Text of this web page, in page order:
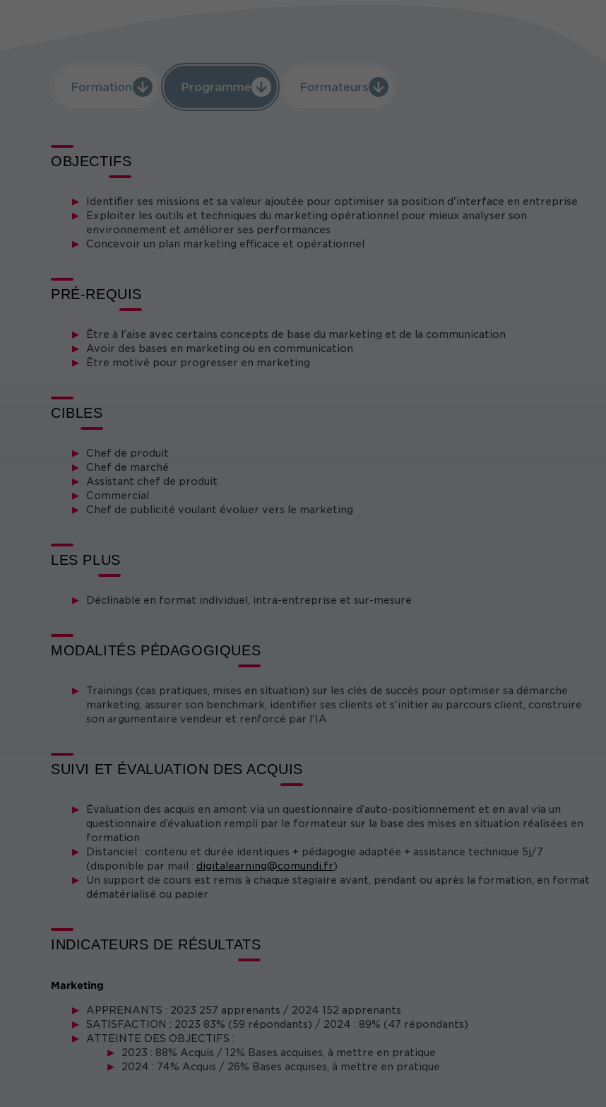
Formation Programme Formateurs
OBJECTIFS
Identifier ses missions et sa valeur ajoutée pour optimiser sa position d'interface en entreprise
Exploiter les outils et techniques du marketing opérationnel pour mieux analyser son
environnement et améliorer ses performances
Concevoir un plan marketing efficace et opérationnel
PRÉ-REQUIS
Être à l'aise avec certains concepts de base du marketing et de la communication
Avoir des bases en marketing ou en communication
Être motivé pour progresser en marketing
CIBLES
Chef de produit
Chef de marché
Assistant chef de produit
Commercial
Chef de publicité voulant évoluer vers le marketing
LES PLUS
Déclinable en format individuel, intra-entreprise et sur-mesure
MODALITÉS PÉDAGOGIQUES
Trainings (cas pratiques, mises en situation) sur les clés de succès pour optimiser sa démarche
marketing, assurer son benchmark, identifier ses clients et s'initier au parcours client, construire
son argumentaire vendeur et renforcé par l'IA
SUIVI ET ÉVALUATION DES ACQUIS
Évaluation des acquis en amont via un questionnaire d’auto-positionnement et en aval via un
questionnaire d’évaluation rempli par le formateur sur la base des mises en situation réalisées en
formation
Distanciel : contenu et durée identiques + pédagogie adaptée + assistance technique 5j/7
(disponible par mail : digitalearning@comundi.fr)
Un support de cours est remis à chaque stagiaire avant, pendant ou après la formation, en format
dématérialisé ou papier
INDICATEURS DE RÉSULTATS
Marketing
APPRENANTS : 2023 257 apprenants / 2024 152 apprenants
SATISFACTION : 2023 83% (59 répondants) / 2024 : 89% (47 répondants)
ATTEINTE DES OBJECTIFS :
2023 : 88% Acquis / 12% Bases acquises, à mettre en pratique
2024 : 74% Acquis / 26% Bases acquises, à mettre en pratique